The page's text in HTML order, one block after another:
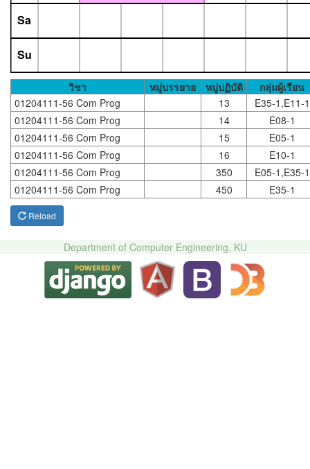
Sa
Su
วิชา หมู่บรรยาย หมู่ปฏิบัติ
กลุ่มผู้เรียน
01204111-56 Com Prog
13
E35-1,E11-1
01204111-56 Com Prog
14
E08-1
01204111-56 Com Prog
15
E05-1
01204111-56 Com Prog
16
E10-1
01204111-56 Com Prog
350
E05-1,E35-1
01204111-56 Com Prog
450 E35-1
Reload
Department of Computer Engineering, KU